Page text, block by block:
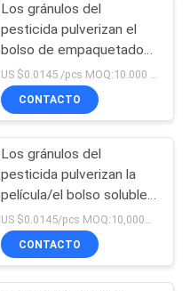
Los gránulos del
pesticida pulverizan el
bolso de empaquetado
soluble en agua del pva
CONTACTO
Los gránulos del
pesticida pulverizan la
película/el bolso solubles
en agua del pva
CONTACTO